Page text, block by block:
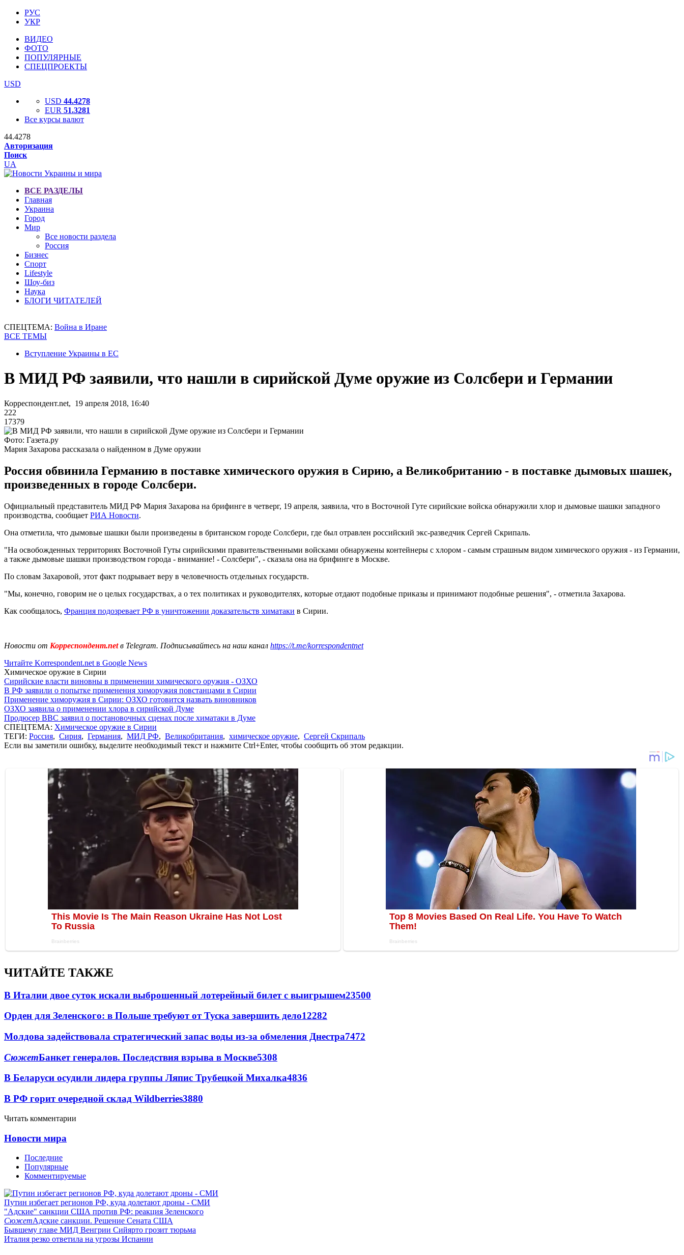
РУС
УКР
ВИДЕО
ФОТО
ПОПУЛЯРНЫЕ
СПЕЦПРОЕКТЫ
USD
USD 44.4278
EUR 51.3281
Все курсы валют
44.4278
Авторизация
Поиск
UA
ВСЕ РАЗДЕЛЫ
Главная
Украина
Город
Мир
Все новости раздела
Россия
Бизнес
Спорт
Lifestyle
Шоу-биз
Наука
БЛОГИ ЧИТАТЕЛЕЙ
СПЕЦТЕМА: Война в Иране
ВСЕ ТЕМЫ
Вступление Украины в ЕС
В МИД РФ заявили, что нашли в сирийской Думе оружие из Солсбери и Германии
Корреспондент.net, 19 апреля 2018, 16:40
222
17379
Фото: Газета.ру
Мария Захарова рассказала о найденном в Думе оружии
Россия обвинила Германию в поставке химического оружия в Сирию, а Великобританию - в поставке дымовых шашек,
произведенных в городе Солсбери.
Официальный представитель МИД РФ Мария Захарова на брифинге в четверг, 19 апреля, заявила, что в Восточной Гуте сирийские войска обнаружили хлор и дымовые шашки западного
производства, сообщает РИА Новости.
Она отметила, что дымовые шашки были произведены в британском городе Солсбери, где был отравлен российский экс-разведчик Сергей Скрипаль.
"На освобожденных территориях Восточной Гуты сирийскими правительственными войсками обнаружены контейнеры с хлором - самым страшным видом химического оружия - из Германии,
а также дымовые шашки производством города - внимание! - Солсбери", - сказала она на брифинге в Москве.
По словам Захаровой, этот факт подрывает веру в человечность отдельных государств.
"Мы, конечно, говорим не о целых государствах, а о тех политиках и руководителях, которые отдают подобные приказы и принимают подобные решения", - отметила Захарова.
Как сообщалось, Франция подозревает РФ в уничтожении доказательств химатаки в Сирии.
Новости от Корреспондент.netв Telegram. Подписывайтесь на наш канал https://t.me/korrespondentnet
Читайте Korrespondent.net в Google News
Химическое оружие в Сирии
Сирийские власти виновны в применении химического оружия - ОЗХО
В РФ заявили о попытке применения химоружия повстанцами в Сирии
Применение химоружия в Сирии: ОЗХО готовится назвать виновников
ОЗХО заявила о применении хлора в сирийской Думе
Продюсер BBC заявил о постановочных сценах после химатаки в Думе
СПЕЦТЕМА: Химическое оружие в Сирии
ТЕГИ: Россия, Сирия, Германия, МИД РФ, Великобритания, химическое оружие, Сергей Скрипаль
Если вы заметили ошибку, выделите необходимый текст и нажмите Ctrl+Enter, чтобы сообщить об этом редакции.
ЧИТАЙТЕ ТАКЖЕ
В Италии двое суток искали выброшенный лотерейный билет с выигрышем23500
Орден для Зеленского: в Польше требуют от Туска завершить дело12282
Молдова задействовала стратегический запас воды из-за обмеления Днестра7472
СюжетБанкет генералов. Последствия взрыва в Москве5308
В Беларуси осудили лидера группы Ляпис Трубецкой Михалка4836
В РФ горит очередной склад Wildberries3880
Читать комментарии
Новости мира
Последние
Популярные
Комментируемые
Путин избегает регионов РФ, куда долетают дроны - СМИ
"Адские" санкции США против РФ: реакция Зеленского
СюжетАдские санкции. Решение Сената США
Бывшему главе МИД Венгрии Сийярто грозит тюрьма
Италия резко ответила на угрозы Испании